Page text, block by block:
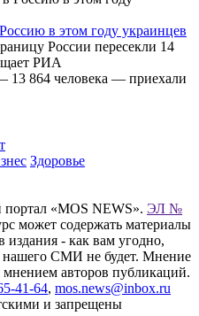
в этом году украинцев
России пересекли 14
РИА
13 864 человека — приехали
Здоровье
«MOS NEWS». ЭЛ №
может содержать материалы
издания - как вам угодно,
нашего СМИ не будет. Мнение
мнением авторов публикаций.
41-64, mos.news@inbox.ru
и запрещены